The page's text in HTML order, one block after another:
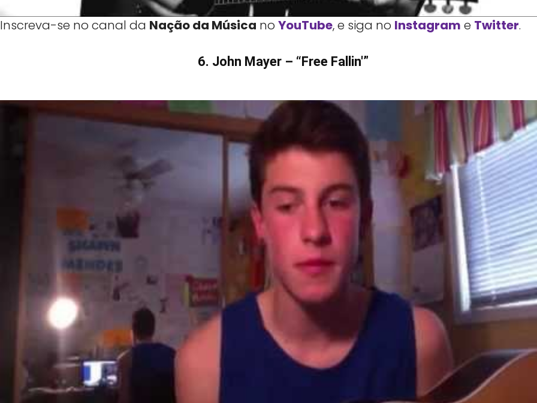
Inscreva-se no canal da Nação da Música no YouTube, e siga no Instagram e Twitter.
6. John Mayer – “Free Fallin'”